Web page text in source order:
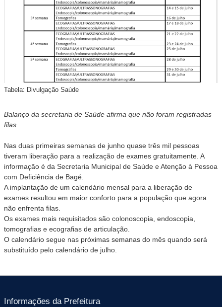
Tabela: Divulgação Saúde
Balanço da secretaria de Saúde afirma que não foram registradas
filas
Nas duas primeiras semanas de junho quase três mil pessoas
tiveram liberação para a realização de exames gratuitamente. A
informação é da Secretaria Municipal de Saúde e Atenção à Pessoa
com Deficiência de Bagé.
A implantação de um calendário mensal para a liberação de
exames resultou em maior conforto para a população que agora
não enfrenta filas.
Os exames mais requisitados são colonoscopia, endoscopia,
tomografias e ecografias de articulação.
O calendário segue nas próximas semanas do mês quando será
substituído pelo calendário de julho.
Informações da Prefeitura